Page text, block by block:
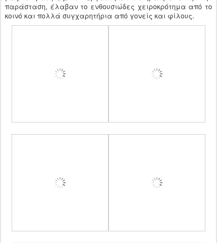
παράσταση, έλαβαν το ενθουσιώδες χειροκρότημα από το
κοινό και πολλά συγχαρητήρια από γονείς και φίλους.